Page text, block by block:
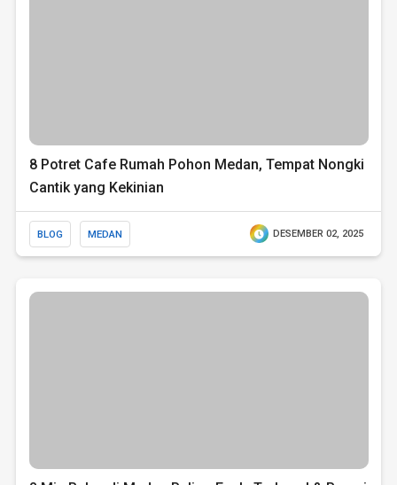
8 Potret Cafe Rumah Pohon Medan, Tempat Nongki
Cantik yang Kekinian
BLOG MEDAN DESEMBER 02, 2025